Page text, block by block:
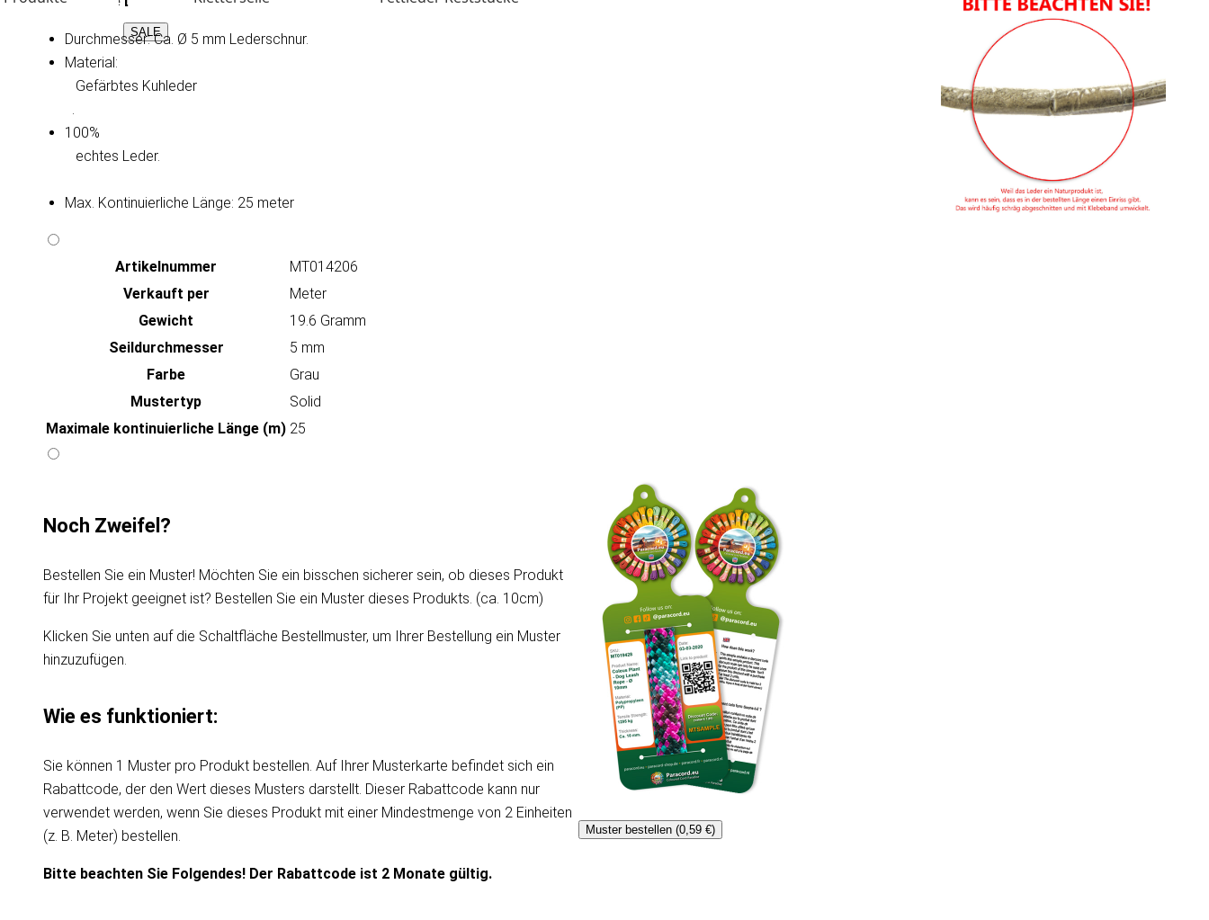
SALE
Durchmesser: Ca. Ø 5 mm Lederschnur.
Material:
.
100%
Max. Kontinuierliche Länge: 25 meter
Artikeln‌ummer
MT014206
Verkauft per
Meter
Gewicht
19.6 Gramm
Seildurchmesser
5 mm
Farbe
Grau
Mustertyp
Solid
Maximale kontinuierliche Länge (m) 25
Noch Zweifel?
Bestellen Sie ein Muster! Möchten Sie ein bisschen sicherer sein, ob dieses Produkt
für Ihr Projekt geeignet ist? Bestellen Sie ein Muster dieses Produkts. (ca. 10cm)
Klicken Sie unten auf die Schaltfläche Bestellmuster, um Ihrer Bestellung ein Muster
hinzuzufügen.
Wie es funktioniert:
Sie können 1 Muster pro Produkt bestellen. Auf Ihrer Musterkarte befindet sich ein
Rabattcode, der den Wert dieses Musters darstellt. Dieser Rabattcode kann nur
verwendet werden, wenn Sie dieses Produkt mit einer Mindestmenge von 2 Einheiten
(z. B. Meter) bestellen.
Bitte beachten Sie Folgendes! Der Rabattcode ist 2 Monate gültig.
Muster bestellen (0,59 €)